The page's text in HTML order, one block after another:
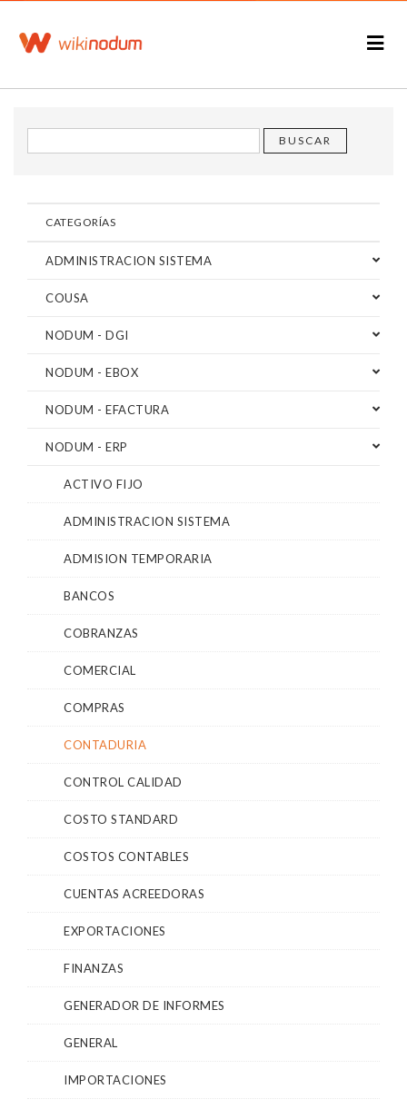
CATEGORÍAS
ADMINISTRACION SISTEMA
COUSA
NODUM - DGI
NODUM - EBOX
NODUM - EFACTURA
NODUM - ERP
ACTIVO FIJO
ADMINISTRACION SISTEMA
ADMISION TEMPORARIA
BANCOS
COBRANZAS
COMERCIAL
COMPRAS
CONTADURIA
CONTROL CALIDAD
COSTO STANDARD
COSTOS CONTABLES
CUENTAS ACREEDORAS
EXPORTACIONES
FINANZAS
GENERADOR DE INFORMES
GENERAL
IMPORTACIONES